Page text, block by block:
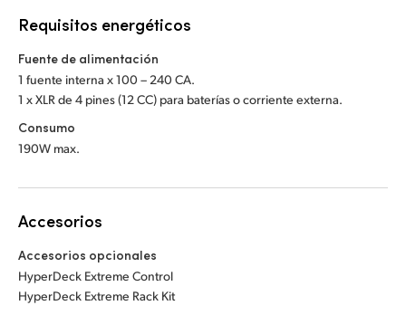
Requisitos energéticos
Fuente de alimentación
1 fuente interna x 100 – 240 CA.
1 x XLR de 4 pines (12 CC) para baterías o corriente externa.
Consumo
190W max.
Accesorios
Accesorios opcionales
HyperDeck Extreme Control
HyperDeck Extreme Rack Kit